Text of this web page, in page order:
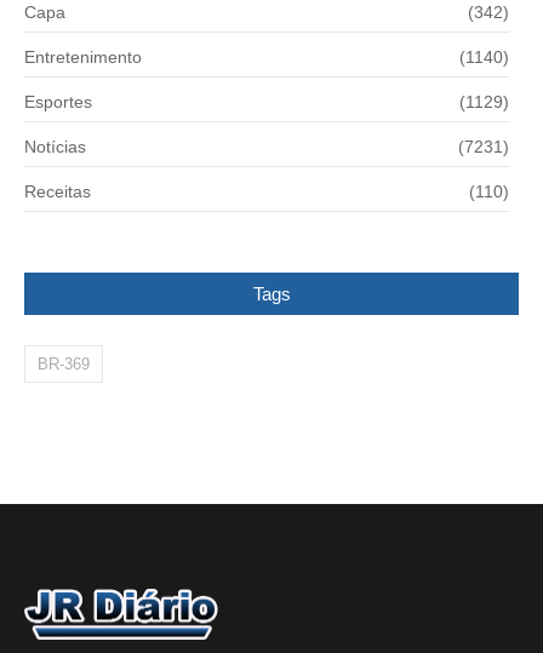
Capa (342)
Entretenimento (1140)
Esportes (1129)
Notícias (7231)
Receitas (110)
Tags
BR-369